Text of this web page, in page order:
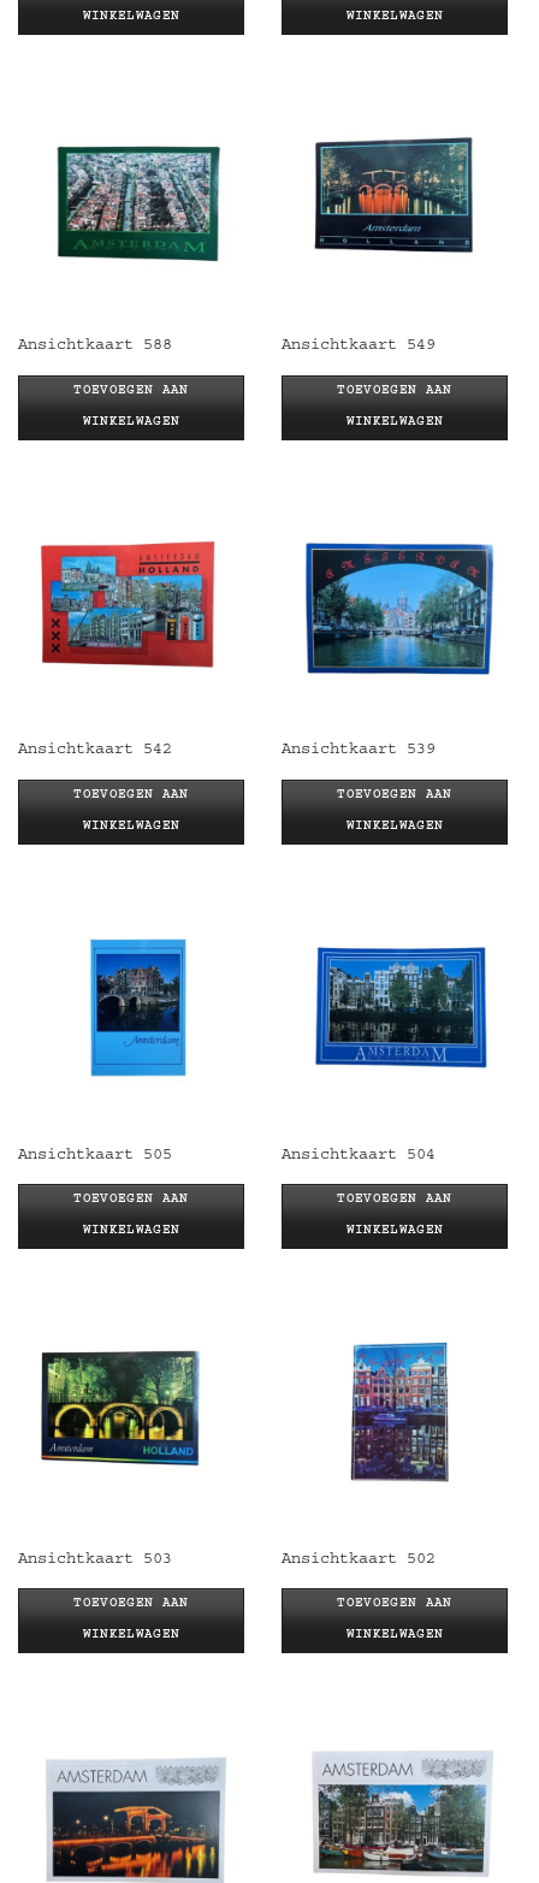
WINKELWAGEN WINKELWAGEN
Ansichtkaart 588
TOEVOEGEN AAN
WINKELWAGEN
Ansichtkaart 549
TOEVOEGEN AAN
WINKELWAGEN
Ansichtkaart 542
TOEVOEGEN AAN
WINKELWAGEN
Ansichtkaart 539
TOEVOEGEN AAN
WINKELWAGEN
Ansichtkaart 505
TOEVOEGEN AAN
WINKELWAGEN
Ansichtkaart 504
TOEVOEGEN AAN
WINKELWAGEN
Ansichtkaart 503
TOEVOEGEN AAN
WINKELWAGEN
Ansichtkaart 502
TOEVOEGEN AAN
WINKELWAGEN